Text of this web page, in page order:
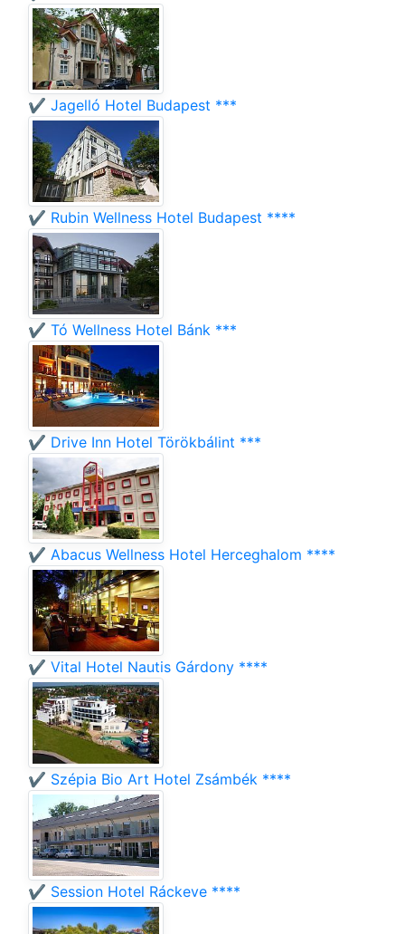
✔️ Jagelló Hotel Budapest ***
✔️ Rubin Wellness Hotel Budapest ****
✔️ Tó Wellness Hotel Bánk ***
✔️ Drive Inn Hotel Törökbálint ***
✔️ Abacus Wellness Hotel Herceghalom ****
✔️ Vital Hotel Nautis Gárdony ****
✔️ Szépia Bio Art Hotel Zsámbék ****
✔️ Session Hotel Ráckeve ****